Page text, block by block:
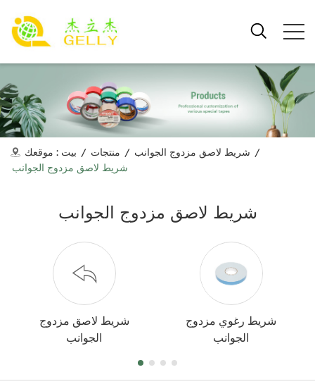
موقعك : بيت / منتجات / شريط لاصق مزدوج الجوانب /
شريط لاصق مزدوج الجوانب
شريط لاصق مزدوج الجوانب
شريط لاصق مزدوج
الجوانب
شريط رغوي مزدوج
الجوانب